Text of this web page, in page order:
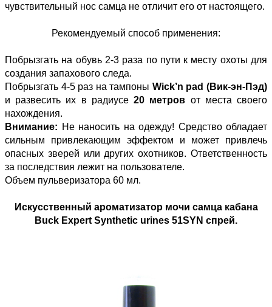
чувствительный нос самца не отличит его от настоящего.
Рекомендуемый способ применения:
Побрызгать на обувь 2-3 раза по пути к месту охоты для
создания запахового следа.
Побрызгать 4-5 раз на тампоны Wick’n pad (Вик-эн-Пэд)
и развесить их в радиусе20 метров от места своего
нахождения.
Внимание: Не наносить на одежду! Средство обладает
сильным привлекающим эффектом и может привлечь
опасных зверей или других охотников. Ответственность
за последствия лежит на пользователе.
Объем пульверизатора 60 мл.
Искусственный ароматизатор мочи самца кабана
Buck Expert Synthetic urines 51SYN спрей.